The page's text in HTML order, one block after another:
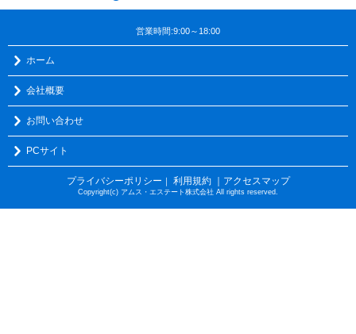
営業時間:9:00～18:00
ホーム
会社概要
お問い合わせ
PCサイト
プライバシーポリシー ｜ 利用規約 ｜アクセスマップ
Copyright(c) アムス・エステート株式会社 All rights reserved.